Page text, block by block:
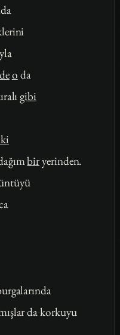
deo da
gibi
biryerinden.
da korkuyu